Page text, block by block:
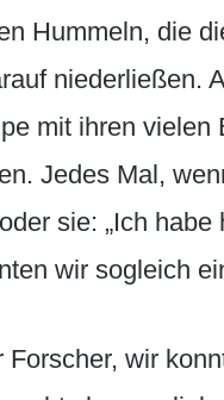
Hummeln, die
niederließen.
mit ihren vielen
Jedes Mal,
sie: „Ich habe
wir sogleich
wir